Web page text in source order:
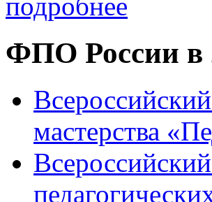
подробнее
ФПО России в
мастерства